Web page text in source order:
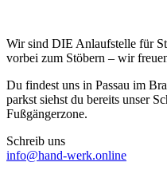
Wir sind DIE Anlaufstelle für
vorbei zum Stöbern – wir
Du findest uns in Passau im
parkst siehst du bereits unser
Fußgängerzone.
Schreib uns
info@hand-werk.online